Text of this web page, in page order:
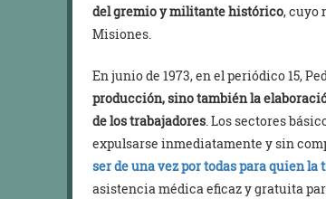
del gremio y militante histórico, cuyo
Misiones.
En junio de 1973, en el periódico 15,
producción, sino también la
de los trabajadores. Los sectores
expulsarse inmediatamente y sin
ser de una vez por todas para quien la
asistencia médica eficaz y gratuita